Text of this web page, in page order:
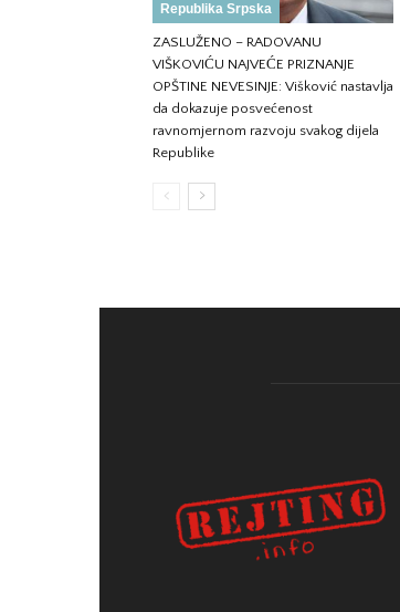
Republika Srpska
ZASLUŽENO – RADOVANU
VIŠKOVIĆU NAJVEĆE PRIZNANJE
OPŠTINE NEVESINJE: Višković nastavlja
da dokazuje posvećenost
ravnomjernom razvoju svakog dijela
Republike